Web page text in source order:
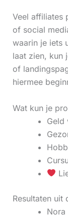
Veel affiliates
of social
waarin je iets
laat zien, kun
of
hiermee
Wat kun je
Geld
Resultaten uit
Nora